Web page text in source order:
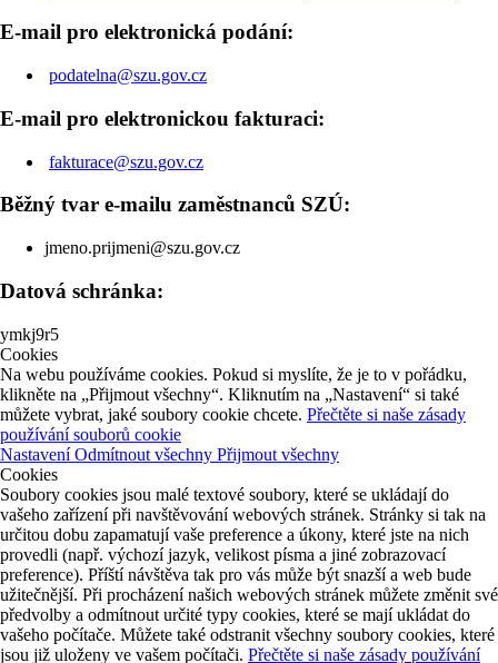
E-mail pro elektronická podání:
podatelna@szu.gov.cz
E-mail pro elektronickou fakturaci:
fakturace@szu.gov.cz
Běžný tvar e-mailu zaměstnanců SZÚ:
jmeno.prijmeni@szu.gov.cz
Datová schránka:
ymkj9r5
Cookies
Na webu používáme cookies. Pokud si myslíte, že je to v pořádku,
klikněte na „Přijmout všechny“. Kliknutím na „Nastavení“ si také
můžete vybrat, jaké soubory cookie chcete. Přečtěte si naše zásady
používání souborů cookie
NastaveníOdmítnout všechny Přijmout všechny
Cookies
Soubory cookies jsou malé textové soubory, které se ukládají do
vašeho zařízení při navštěvování webových stránek. Stránky si tak na
určitou dobu zapamatují vaše preference a úkony, které jste na nich
provedli (např. výchozí jazyk, velikost písma a jiné zobrazovací
preference). Příští návštěva tak pro vás může být snazší a web bude
užitečnější. Při procházení našich webových stránek můžete změnit své
předvolby a odmítnout určité typy cookies, které se mají ukládat do
vašeho počítače. Můžete také odstranit všechny soubory cookies, které
jsou již uloženy ve vašem počítači. Přečtěte si naše zásady používání